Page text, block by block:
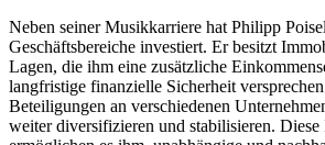
Neben seiner Musikkarriere hat Philipp
Geschäftsbereiche investiert. Er besitzt
Lagen, die ihm eine zusätzliche
langfristige finanzielle Sicherheit
Beteiligungen an verschiedenen
weiter diversifizieren und stabilisieren. Diese